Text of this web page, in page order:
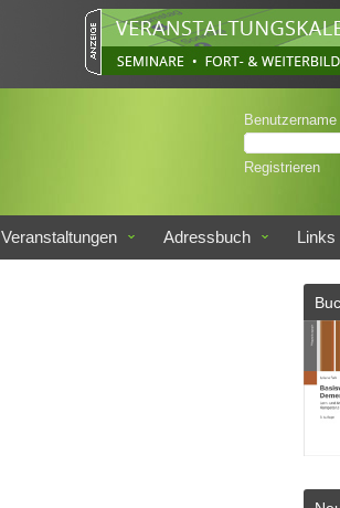
Benutzername
Registrieren
Veranstaltungen Adressbuch Links